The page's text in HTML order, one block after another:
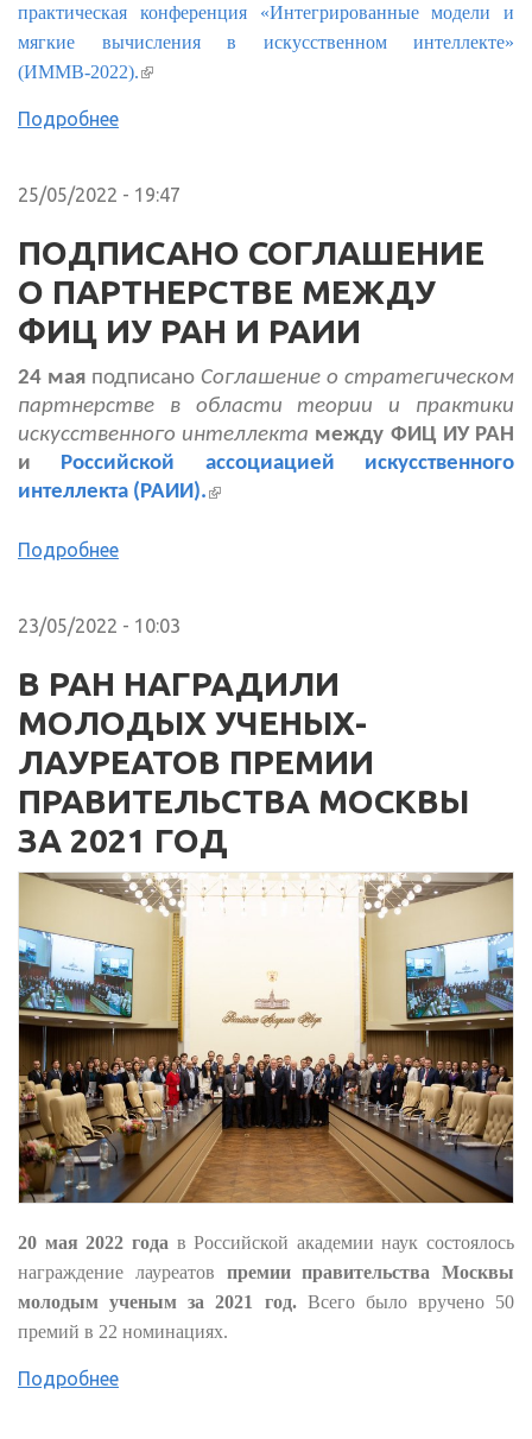
практическая конференция «Интегрированные модели и
мягкие вычисления в искусственном интеллекте»
(ИММВ-2022).(внешняя ссылка)
Подробнее
25/05/2022 - 19:47
ПОДПИСАНО СОГЛАШЕНИЕ
О ПАРТНЕРСТВЕ МЕЖДУ
ФИЦ ИУ РАН И РАИИ
24 мая подписано Соглашение о стратегическом
партнерстве в области теории и практики
искусственного интеллекта между ФИЦ ИУ РАН
и Российской ассоциацией искусственного
интеллекта (РАИИ).(внешняя ссылка)
Подробнее
23/05/2022 - 10:03
В РАН НАГРАДИЛИ
МОЛОДЫХ УЧЕНЫХ-
ЛАУРЕАТОВ ПРЕМИИ
ПРАВИТЕЛЬСТВА МОСКВЫ
ЗА 2021 ГОД
20 мая 2022 года в Российской академии наук состоялось
награждение лауреатов премии правительства Москвы
молодым ученым за 2021 год.Всего было вручено 50
премий в 22 номинациях.
Подробнее